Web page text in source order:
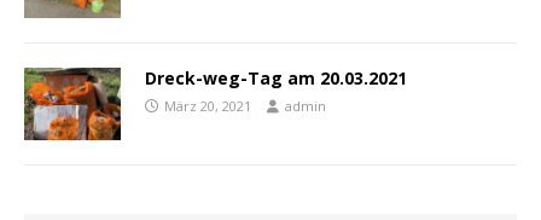
Dreck-weg-Tag am 20.03.2021
März 20, 2021 admin